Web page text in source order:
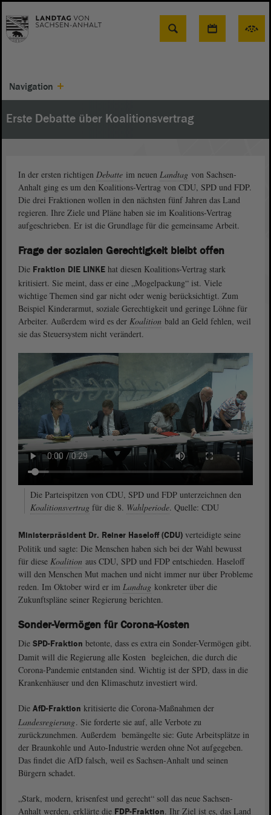
Suche
Navigation
Erste Debatte über Koalitionsvertrag
In der ersten richtigen Debatte im neuen Landtag von Sachsen-
Anhalt ging es um den Koalitions-Vertrag von CDU, SPD und FDP.
Die drei Fraktionen wollen in den nächsten fünf Jahren das Land
regieren. Ihre Ziele und Pläne haben sie im Koalitions-Vertrag
aufgeschrieben. Er ist die Grundlage für die gemeinsame Arbeit.
Frage der sozialen Gerechtigkeit bleibt offen
Die Fraktion DIE LINKE hat diesen Koalitions-Vertrag stark
kritisiert. Sie meint, dass er eine „Mogelpackung“ ist. Viele
wichtige Themen sind gar nicht oder wenig berücksichtigt. Zum
Beispiel Kinderarmut, soziale Gerechtigkeit und geringe Löhne für
Arbeiter. Außerdem wird es der Koalition bald an Geld fehlen, weil
sie das Steuersystem nicht verändert.
Die Parteispitzen von CDU, SPD und FDP unterzeichnen den
Koalitionsvertrag für die 8. Wahlperiode. Quelle: CDU
Ministerpräsident Dr. Reiner Haseloff (CDU) verteidigte seine
Politik und sagte: Die Menschen haben sich bei der Wahl bewusst
für diese Koalition aus CDU, SPD und FDP entschieden. Haseloff
will den Menschen Mut machen und nicht immer nur über Probleme
reden. Im Oktober wird er im Landtag konkreter über die
Zukunftspläne seiner Regierung berichten.
Sonder-Vermögen für Corona-Kosten
Die SPD-Fraktion betonte, dass es extra ein Sonder-Vermögen gibt.
Damit will die Regierung alle Kosten begleichen, die durch die
Corona-Pandemie entstanden sind. Wichtig ist der SPD, dass in die
Krankenhäuser und den Klimaschutz investiert wird.
Die AfD-Fraktion kritisierte die Corona-Maßnahmen der
Landesregierung. Sie forderte sie auf, alle Verbote zu
zurückzunehmen. Außerdem bemängelte sie: Gute Arbeitsplätze in
der Braunkohle und Auto-Industrie werden ohne Not aufgegeben.
Das findet die AfD falsch, weil es Sachsen-Anhalt und seinen
Bürgern schadet.
„Stark, modern, krisenfest und gerecht“ soll das neue Sachsen-
Anhalt werden, erklärte die FDP-Fraktion. Ihr Ziel ist es, das Land